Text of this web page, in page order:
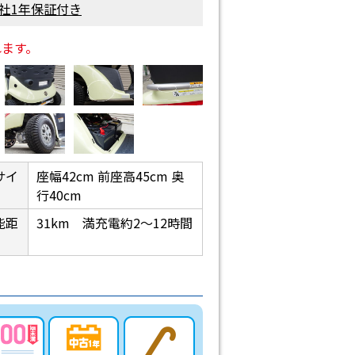
1年保証付き
す。
イ
座幅42cm 前座高45cm 奥
行40cm
距
31km 満充電約2〜12時間